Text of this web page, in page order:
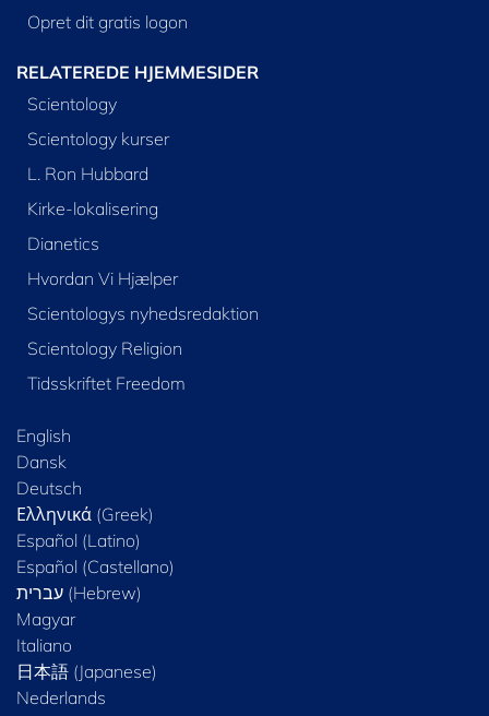
Opret dit gratis logon
RELATEREDE HJEMMESIDER
Scientology
Scientology kurser
L. Ron Hubbard
Kirke-lokalisering
Dianetics
Hvordan Vi Hjælper
Scientologys nyhedsredaktion
Scientology Religion
Tidsskriftet Freedom
English
Dansk
Deutsch
Ελληνικά (Greek)
Español (Latino)
Español (Castellano)
Magyar
Italiano
日本語 (Japanese)
Nederlands